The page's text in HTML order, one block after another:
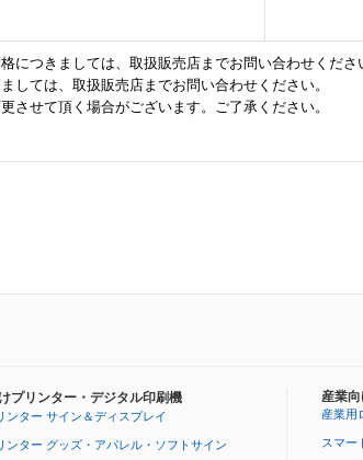
につきましては、取扱販売店までお問い合わせくださ
しては、取扱販売店までお問い合わせください。
させて頂く場合がございます。ご了承ください。
プリンター・デジタル印刷機
ンター サイン＆ディスプレイ
ンター グッズ・アパレル・ソフトサイン
産業
産業用
スマー